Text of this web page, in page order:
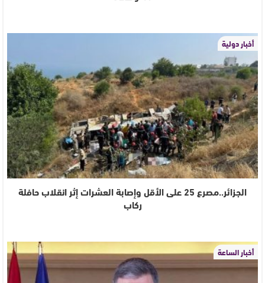
أخبار دولية
الجزائر..مصرع 25 على الأقل وإصابة العشرات إثر انقلاب حافلة
ركاب
أخبار الساعة